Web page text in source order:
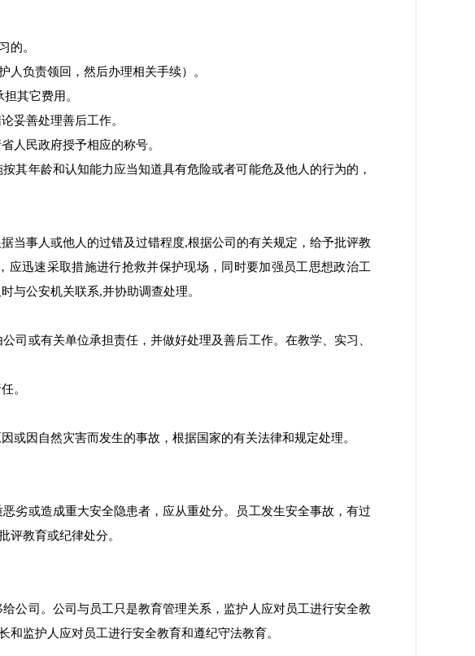
的。
人负责领回，然后办理相关手续）。
其它费用。
妥善处理善后工作。
人民政府授予相应的称号。
其年龄和认知能力应当知道具有危险或者可能危及他人的行为的，
当事人或他人的过错及过错程度,根据公司的有关规定，给予批评教
迅速采取措施进行抢救并保护现场，同时要加强员工思想政治工
与公安机关联系,并协助调查处理。
司或有关单位承担责任，并做好处理及善后工作。在教学、实习、
。
或因自然灾害而发生的事故，根据国家的有关法律和规定处理。
劣或造成重大安全隐患者，应从重处分。员工发生安全事故，有过
评教育或纪律处分。
公司。公司与员工只是教育管理关系，监护人应对员工进行安全教
监护人应对员工进行安全教育和遵纪守法教育。